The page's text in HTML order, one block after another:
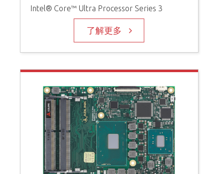
Intel® Core™ Ultra Processor Series 3
了解更多